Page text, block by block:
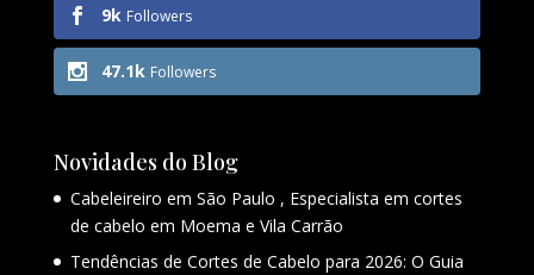
9k Followers
47.1k Followers
Novidades do Blog
Cabeleireiro em São Paulo , Especialista em cortes
de cabelo em Moema e Vila Carrão
Tendências de Cortes de Cabelo para 2026: O Guia